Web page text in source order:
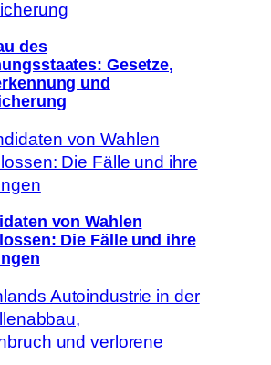
des
Gesetze,
und
von Wahlen
Die Fälle und ihre